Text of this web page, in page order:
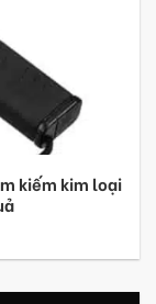
kiếm kim loại